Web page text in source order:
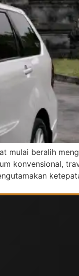
mulai beralih
konvensional,